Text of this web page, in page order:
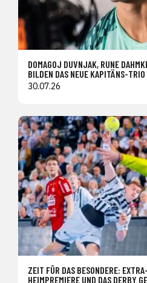
DOMAGOJ DUVNJAK, RUNE
BILDEN DAS NEUE KAPITÄNS-
30.07.26
ZEIT FÜR DAS BESONDERE:
HEIMPREMIERE UND DAS DERBY